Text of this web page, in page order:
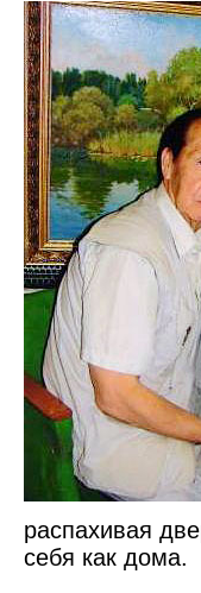
распахивая
себя как дома.